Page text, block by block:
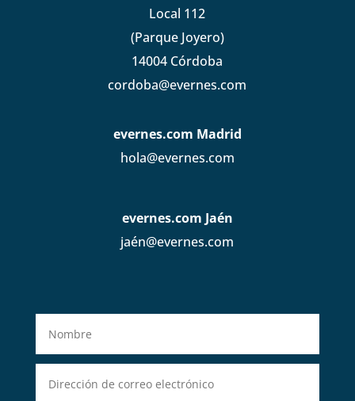
Local 112
(Parque Joyero)
14004 Córdoba
cordoba@evernes.com
evernes.com Madrid
hola@evernes.com
evernes.com Jaén
jaén@evernes.com